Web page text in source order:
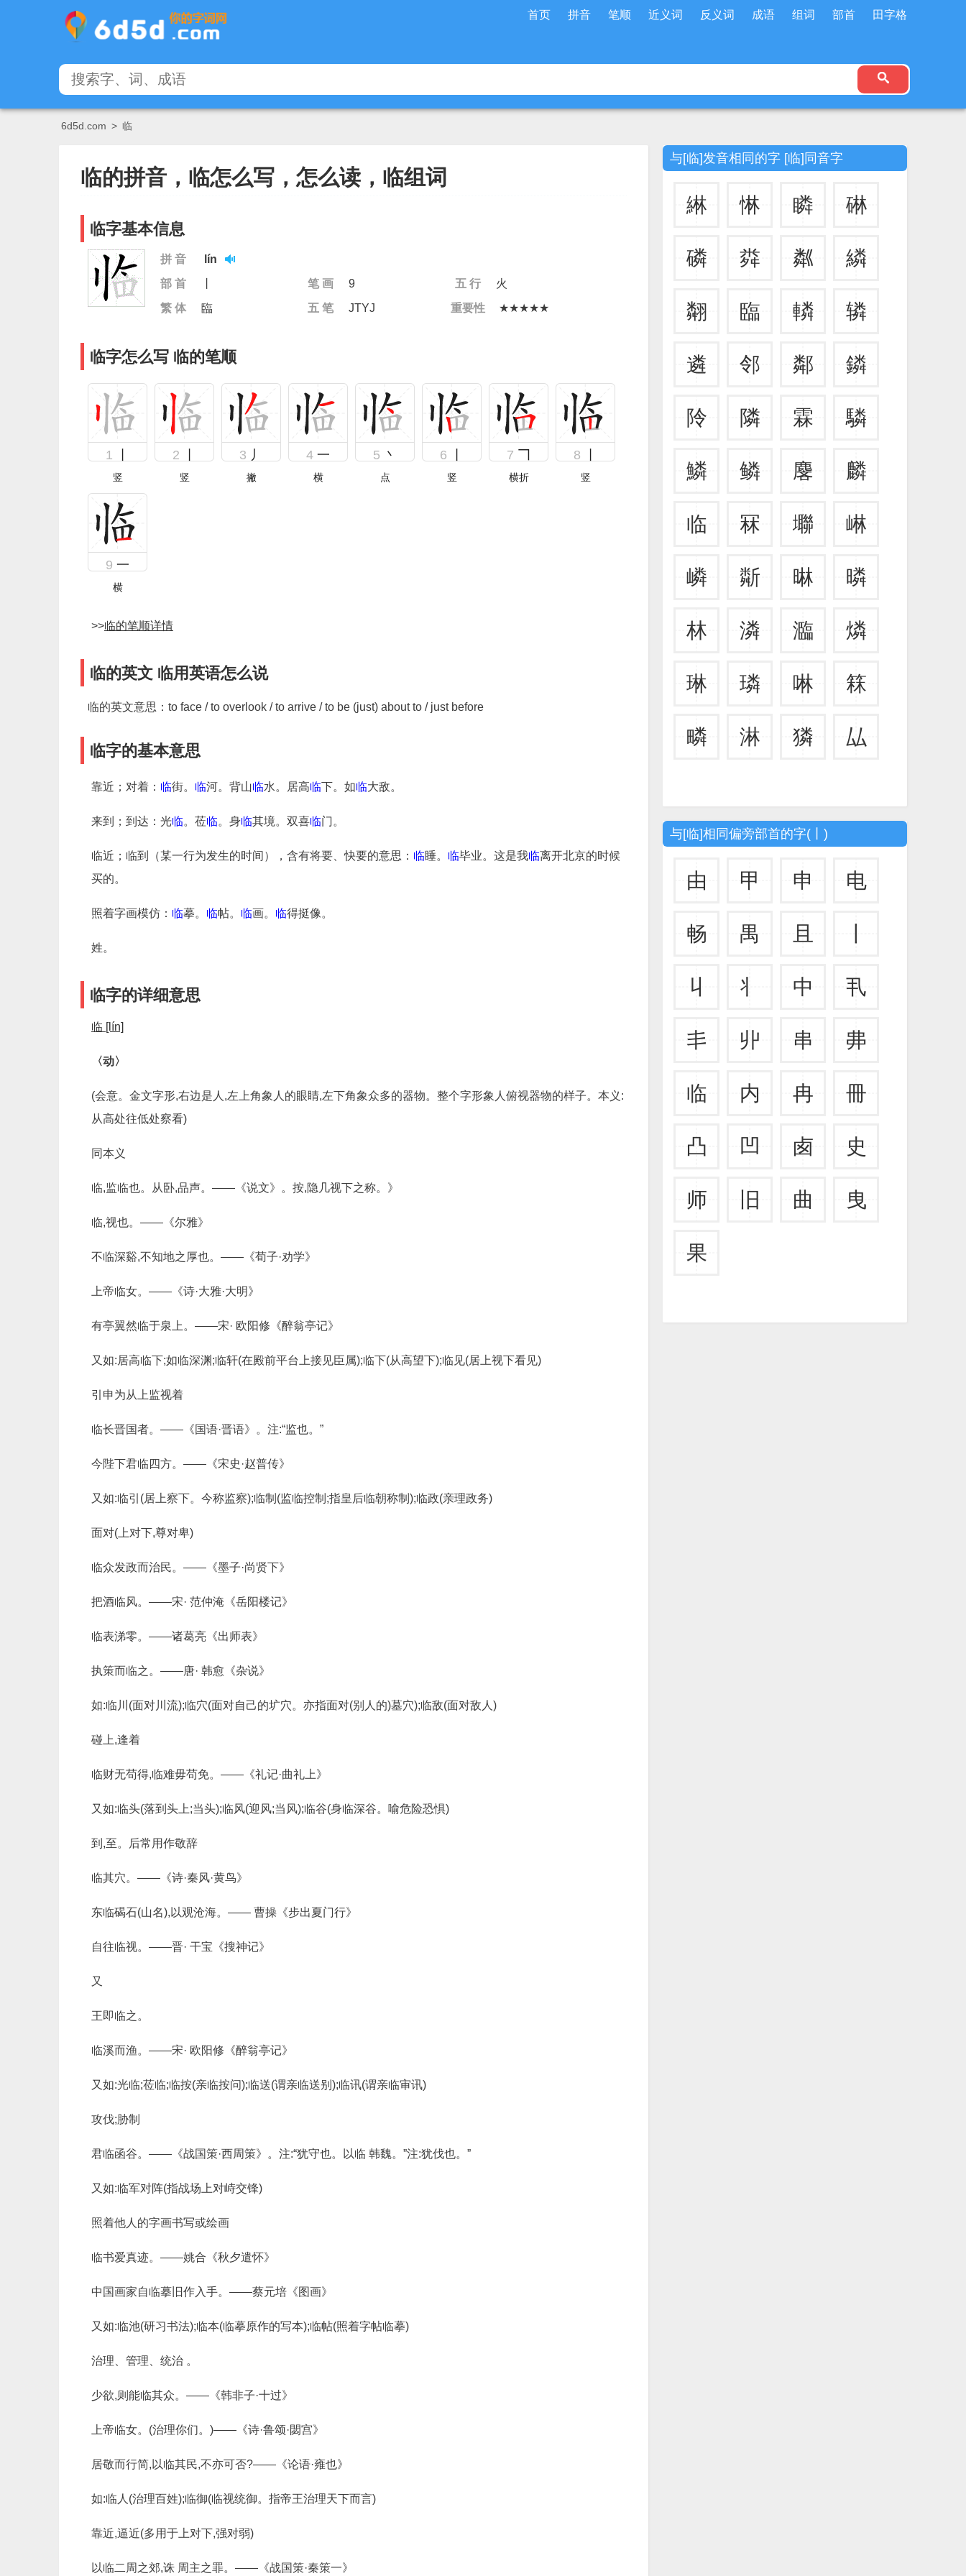
首页 拼音 笔顺 近义词 反义词 成语 组词 部首 田字格
6d5d.com > 临
临的拼音，临怎么写，怎么读，临组词
临字基本信息
拼 音
lín
部 首
笔 画 9 五 行
火
繁 体
臨 五 笔 JTYJ 重要性 ★★★★★
临字怎么写 临的笔顺
1
竖
2
竖
3 丿
撇
4 一
横
5 丶
点
6
竖
7 𠃍
横折
8
竖
9 一
横
>>临的笔顺详情
临的英文 临用英语怎么说
临的英文意思：to face / to overlook / to arrive / to be (just) about to / just before
临字的基本意思
靠近；对着 ： 临街。 临河。背山临水。居高临下。如临大敌。
来到；到达 ：光临。莅临。身临其境。双喜临门。
临近；临到（某一行为发生的时间），含有将要、快要的意思 ： 临睡。 临毕业。这是我临离开北京的时候
买的。
照着字画模仿 ： 临摹。 临帖。 临画。 临得挺像。
姓。
临字的详细意思
临 [lín]
〈动〉
(会意。金文字形,右边是人,左上角象人的眼睛,左下角象众多的器物。整个字形象人俯视器物的样子。本义:
从高处往低处察看)
同本义
临,监临也。从卧,品声。——《说文》。按,隐几视下之称。》
临,视也。——《尔雅》
不临深谿,不知地之厚也。——《荀子·劝学》
上帝临女。——《诗·大雅·大明》
有亭翼然临于泉上。——宋· 欧阳修《醉翁亭记》
又如:居高临下;如临深渊;临轩(在殿前平台上接见臣属);临下(从高望下);临见(居上视下看见)
引申为从上监视着
临长晋国者。——《国语·晋语》。注:“监也。”
今陛下君临四方。——《宋史·赵普传》
又如:临引(居上察下。今称监察);临制(监临控制;指皇后临朝称制);临政(亲理政务)
面对(上对下,尊对卑)
临众发政而治民。——《墨子·尚贤下》
把酒临风。——宋· 范仲淹《岳阳楼记》
临表涕零。——诸葛亮《出师表》
执策而临之。——唐· 韩愈《杂说》
如:临川(面对川流);临穴(面对自己的圹穴。亦指面对(别人的)墓穴);临敌(面对敌人)
碰上,逢着
临财无苟得,临难毋苟免。——《礼记·曲礼上》
又如:临头(落到头上;当头);临风(迎风;当风);临谷(身临深谷。喻危险恐惧)
到,至。后常用作敬辞
临其穴。——《诗·秦风·黄鸟》
东临碣石(山名),以观沧海。—— 曹操《步出夏门行》
自往临视。——晋· 干宝《搜神记》
又
王即临之。
临溪而渔。——宋· 欧阳修《醉翁亭记》
又如:光临;莅临;临按(亲临按问);临送(谓亲临送别);临讯(谓亲临审讯)
攻伐;胁制
君临函谷。——《战国策·西周策》。注:“犹守也。以临 韩魏。”注:犹伐也。”
又如:临军对阵(指战场上对峙交锋)
照着他人的字画书写或绘画
临书爱真迹。——姚合《秋夕遣怀》
中国画家自临摹旧作入手。——蔡元培《图画》
又如:临池(研习书法);临本(临摹原作的写本);临帖(照着字帖临摹)
治理、管理、统治 。
少欲,则能临其众。——《韩非子·十过》
上帝临女。(治理你们。)——《诗·鲁颂·閟宫》
居敬而行简,以临其民,不亦可否?——《论语·雍也》
如:临人(治理百姓);临御(临视统御。指帝王治理天下而言)
靠近,逼近(多用于上对下,强对弱)
以临二周之郊,诛 周主之罪。——《战国策·秦策一》
与[临]发音相同的字 [临]同音字
綝 惏 瞵 碄
磷 粦 粼 繗
翷 臨 轔 辚
遴 邻 鄰 鏻
阾 隣 霖 驎
鱗 鳞 麐 麟
临 冧 壣 崊
嶙 斴 晽 暽
林 潾 瀶 燐
琳 璘 啉 箖
疄 淋 獜 厸
与[临]相同偏旁部首的字(丨)
由 甲 申 电
畅 禺 且
丩 丬 中 丮
丯 丱 串 丳
临 内 冉 冊
凸 凹 卥 史
师 旧 曲 曳
果